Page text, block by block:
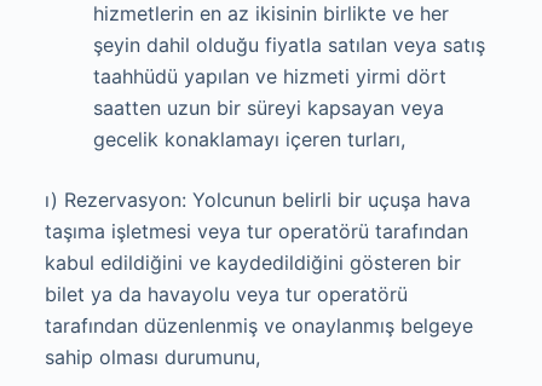
hizmetlerin en az ikisinin birlikte ve her
şeyin dahil olduğu fiyatla satılan veya satış
taahhüdü yapılan ve hizmeti yirmi dört
saatten uzun bir süreyi kapsayan veya
gecelik konaklamayı içeren turları,
ı) Rezervasyon: Yolcunun belirli bir uçuşa hava
taşıma işletmesi veya tur operatörü tarafından
kabul edildiğini ve kaydedildiğini gösteren bir
bilet ya da havayolu veya tur operatörü
tarafından düzenlenmiş ve onaylanmış belgeye
sahip olması durumunu,